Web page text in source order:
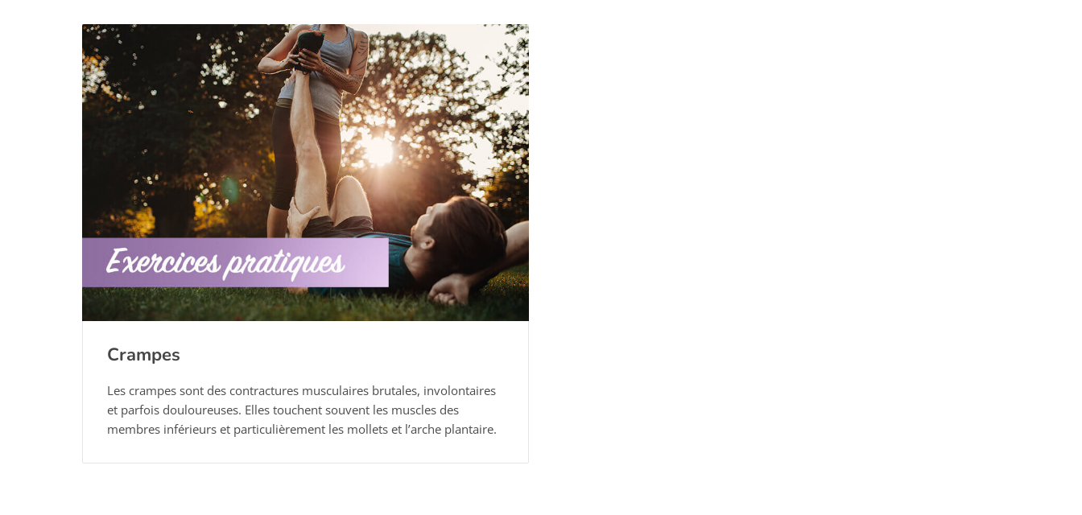
Crampes
Les crampes sont des contractures musculaires brutales, involontaires
et parfois douloureuses. Elles touchent souvent les muscles des
membres inférieurs et particulièrement les mollets et l’arche plantaire.